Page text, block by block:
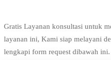
Gratis Layanan konsultasi untuk
layanan ini, Kami siap melayani
lengkapi form request dibawah ini.